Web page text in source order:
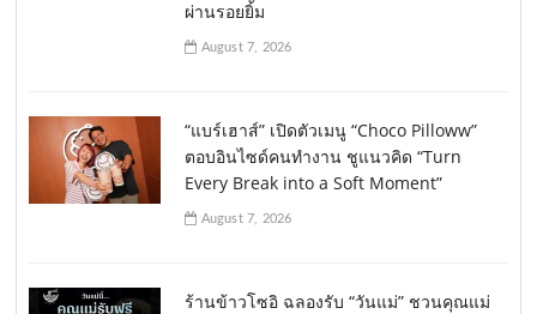
ผ่านรอยยิ้ม
August 7, 2026
“แบร์เฮาส์” เปิดตัวเมนู “Choco Pilloww”
ตอบอินไซด์คนทำงาน ชูแนวคิด “Turn
Every Break into a Soft Moment”
August 7, 2026
ร้านข้าวโซอิ ฉลองรับ “วันแม่” ชวนคุณแม่